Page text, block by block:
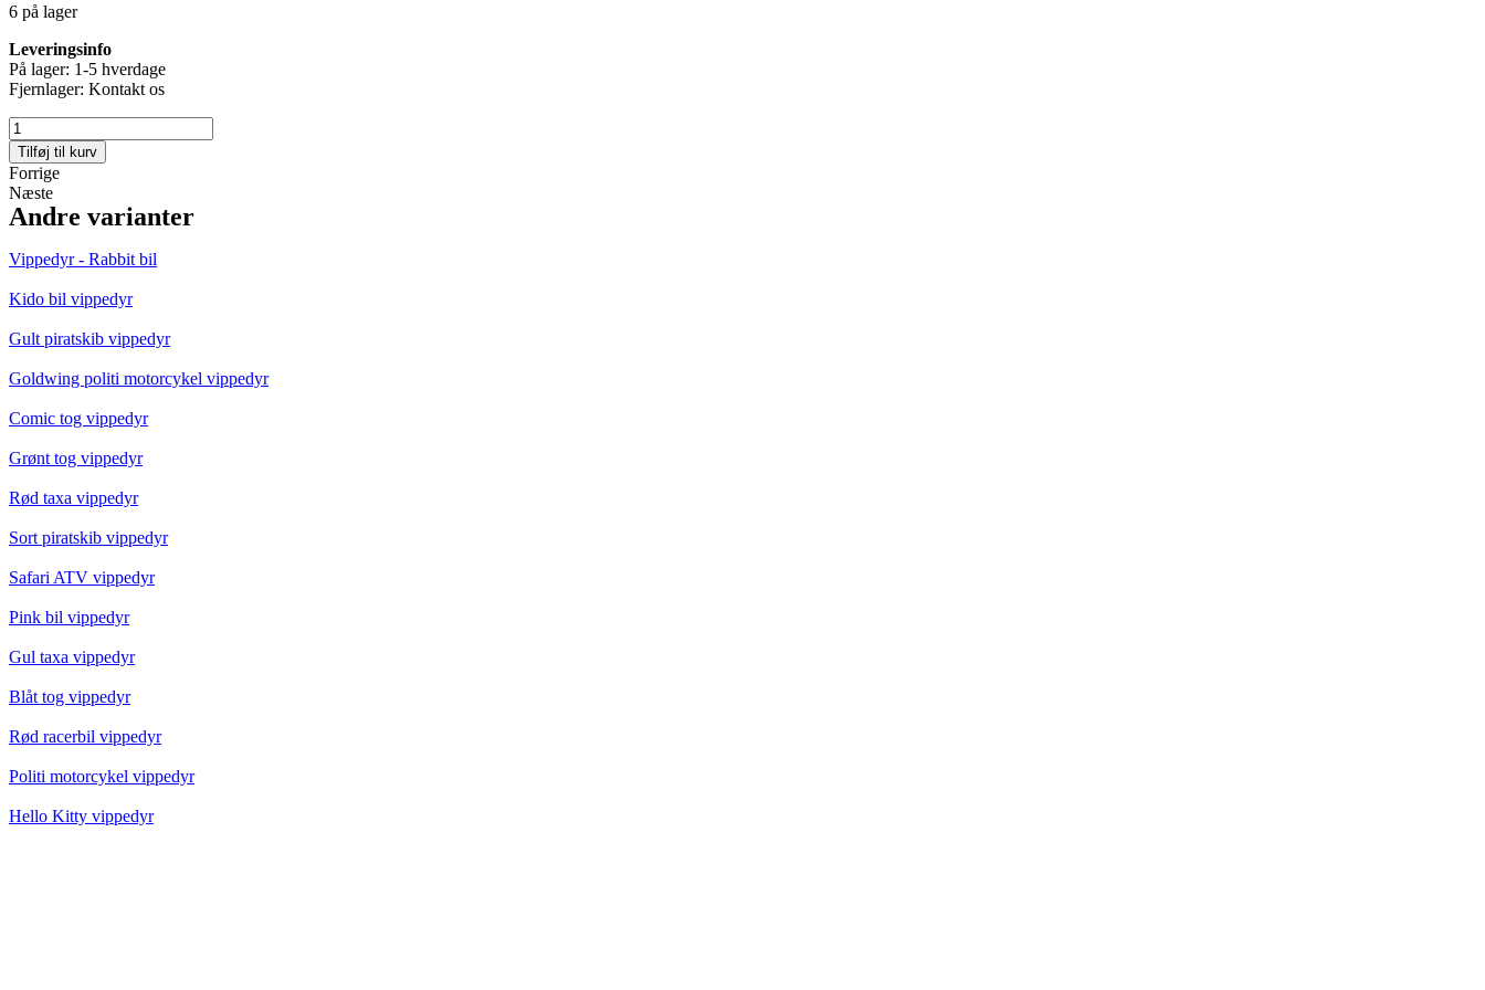
6 på lager
Leveringsinfo
På lager: 1-5 hverdage
Fjernlager: Kontakt os
Gulvklæb
Ø80cm
antal
Tilføj til kurv
Forrige
Næste
Andre varianter
Vippedyr - Rabbit bil
Kido bil vippedyr
Gult piratskib vippedyr
Goldwing politi motorcykel vippedyr
Comic tog vippedyr
Grønt tog vippedyr
Rød taxa vippedyr
Sort piratskib vippedyr
Safari ATV vippedyr
Pink bil vippedyr
Gul taxa vippedyr
Blåt tog vippedyr
Rød racerbil vippedyr
Politi motorcykel vippedyr
Hello Kitty vippedyr